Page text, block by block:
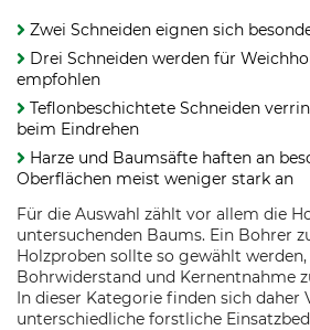
Zwei Schneiden eignen sich
Drei Schneiden werden für
empfohlen
Teflonbeschichtete Schneiden
beim Eindrehen
Harze und Baumsäfte haften an
Oberflächen meist weniger stark an
Für die Auswahl zählt vor allem die
untersuchenden Baums. Ein Bohrer
Holzproben sollte so gewählt werden,
Bohrwiderstand und Kernentnahme
In dieser Kategorie finden sich daher
unterschiedliche forstliche